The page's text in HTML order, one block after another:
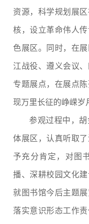
资源，科学规划展
核，设立革命伟人
色展区。同时，在
江战役、遵义会议
专题展点，在展点
现万里长征的峥嵘岁
参观过程中，
体展区，认真听取
予充分肯定，对图
播、深耕校园文化
就图书馆今后主题
落实意识形态工作